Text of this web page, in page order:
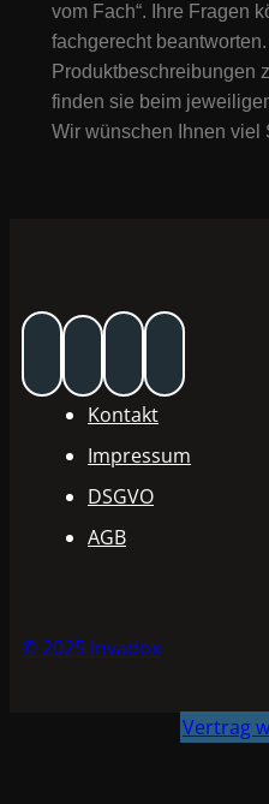
vom Fach“. Ihre Fragen
fachgerecht
Produktbeschreibungen
finden sie beim
Wir wünschen Ihnen viel
Kontakt
Impressum
DSGVO
AGB
© 2025 Invadox
Vertrag